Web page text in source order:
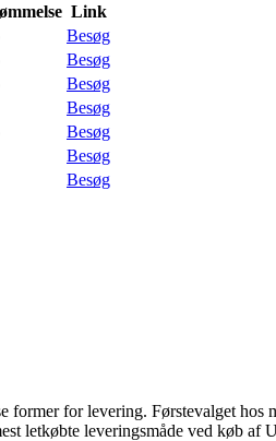
Link
Besøg
Besøg
Besøg
Besøg
Besøg
Besøg
Besøg
for levering. Førstevalget
letkøbte leveringsmåde ved køb af